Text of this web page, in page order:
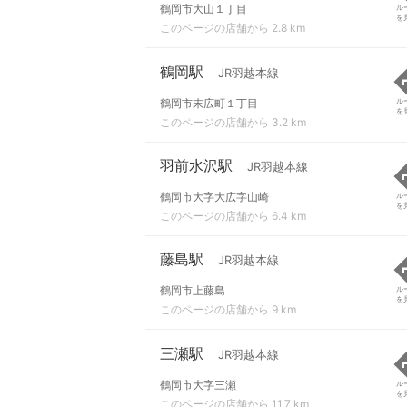
鶴岡市大山１丁目
このページの店舗から 2.8 km
ル
を
鶴岡駅 JR羽越本線
鶴岡市末広町１丁目
このページの店舗から 3.2 km
ル
を
羽前水沢駅 JR羽越本線
鶴岡市大字大広字山崎
このページの店舗から 6.4 km
ル
を
藤島駅 JR羽越本線
鶴岡市上藤島
このページの店舗から 9 km
ル
を
三瀬駅 JR羽越本線
鶴岡市大字三瀬
このページの店舗から 11.7 km
ル
を